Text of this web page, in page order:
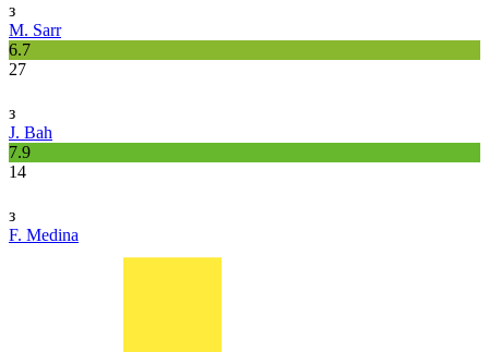
з
M. Sarr
6.7
27
з
J. Bah
7.9
14
з
F. Medina